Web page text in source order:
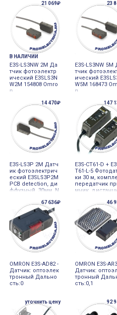
V11 COM2 (384кб/
с), разъём M12 67
0884 Omron
21 069₽
В НАЛИЧИИ
E3S-LS3NW 2M Да
тчик фотоэлектр
ический E3SLS3N
W2M 154808 Omro
n
23
E3S-LS3NW 5M
тчик
ический
W5M 168473
n
14 470₽
E3S-LS3P 2M Датч
ик фотоэлектрич
еский E3SLS3P2M
PCB detection, ди
ффузный, 30мм, N
313 Omron
147
E3S-CT61-D +
T61-L-5
ки 30 м,
передатчик
мник,
N, 10-30VDC,
вление фона,
-CT61 5M
67 636₽
OMRON E3S-AD82 -
Датчик: оптоэлек
тронный Дально
сть:0
46
OMRON E3S-
Датчик:
тронный
сть:0,1
уточнить цену 92